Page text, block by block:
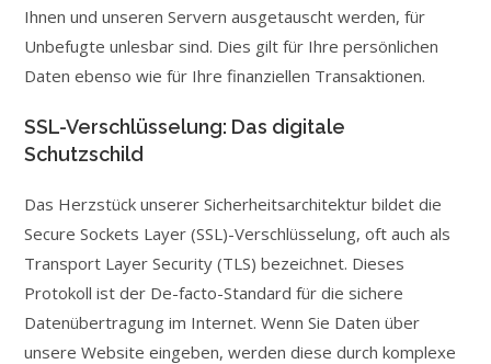
Ihnen und unseren Servern ausgetauscht werden, für
Unbefugte unlesbar sind. Dies gilt für Ihre persönlichen
Daten ebenso wie für Ihre finanziellen Transaktionen.
SSL-Verschlüsselung: Das digitale
Schutzschild
Das Herzstück unserer Sicherheitsarchitektur bildet die
Secure Sockets Layer (SSL)-Verschlüsselung, oft auch als
Transport Layer Security (TLS) bezeichnet. Dieses
Protokoll ist der De-facto-Standard für die sichere
Datenübertragung im Internet. Wenn Sie Daten über
unsere Website eingeben, werden diese durch komplexe